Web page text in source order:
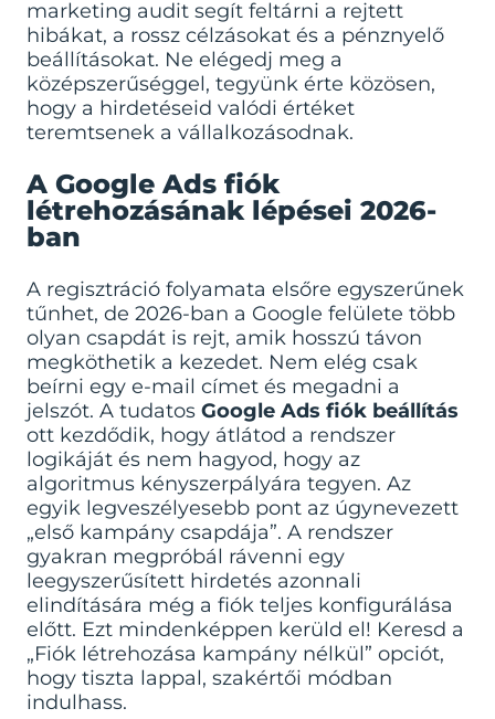
marketing audit segít feltárni a rejtett
hibákat, a rossz célzásokat és a pénznyelő
beállításokat. Ne elégedj meg a
középszerűséggel, tegyünk érte közösen,
hogy a hirdetéseid valódi értéket
teremtsenek a vállalkozásodnak.
A Google Ads fiók
létrehozásának lépései 2026-
ban
A regisztráció folyamata elsőre egyszerűnek
tűnhet, de 2026-ban a Google felülete több
olyan csapdát is rejt, amik hosszú távon
megköthetik a kezedet. Nem elég csak
beírni egy e-mail címet és megadni a
jelszót. A tudatos Google Ads fiók beállítás
ott kezdődik, hogy átlátod a rendszer
logikáját és nem hagyod, hogy az
algoritmus kényszerpályára tegyen. Az
egyik legveszélyesebb pont az úgynevezett
„első kampány csapdája”. A rendszer
gyakran megpróbál rávenni egy
leegyszerűsített hirdetés azonnali
elindítására még a fiók teljes konfigurálása
előtt. Ezt mindenképpen kerüld el! Keresd a
„Fiók létrehozása kampány nélkül” opciót,
hogy tiszta lappal, szakértői módban
indulhass.